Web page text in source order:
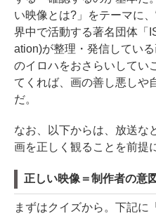
い映像とは?」をテーマに
界中で活動する著名団体「
ation)が整理・発信してい
のイロハをおさらいしてい
てくれば、画の善し悪しや
だ。
なお、以下からは、放送な
画を正しく観ることを前提
正しい映像＝制作者の意
まずはクイズから。下記に